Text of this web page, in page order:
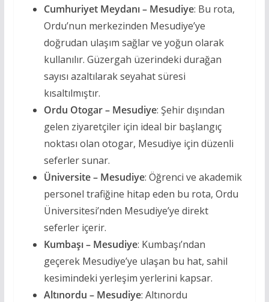
Cumhuriyet Meydanı – Mesudiye: Bu rota,
Ordu’nun merkezinden Mesudiye’ye
doğrudan ulaşım sağlar ve yoğun olarak
kullanılır. Güzergah üzerindeki durağan
sayısı azaltılarak seyahat süresi
kısaltılmıştır.
Ordu Otogar – Mesudiye: Şehir dışından
gelen ziyaretçiler için ideal bir başlangıç
noktası olan otogar, Mesudiye için düzenli
seferler sunar.
Üniversite – Mesudiye: Öğrenci ve akademik
personel trafiğine hitap eden bu rota, Ordu
Üniversitesi’nden Mesudiye’ye direkt
seferler içerir.
Kumbaşı – Mesudiye: Kumbaşı’ndan
geçerek Mesudiye’ye ulaşan bu hat, sahil
kesimindeki yerleşim yerlerini kapsar.
Altınordu – Mesudiye: Altınordu